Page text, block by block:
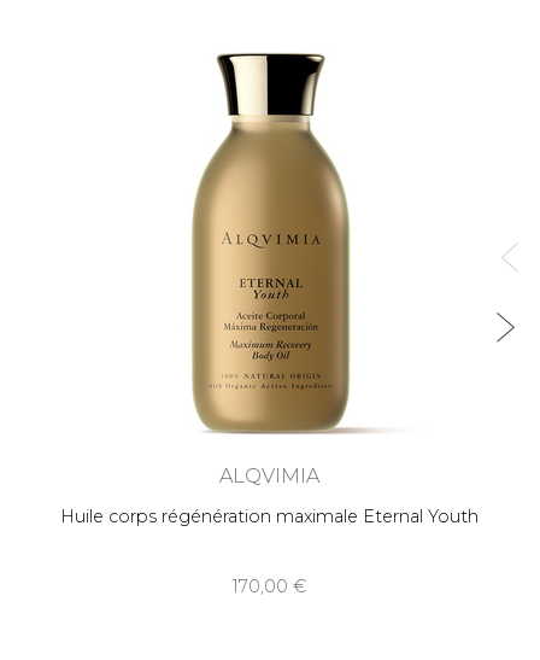
ALQVIMIA
Huile corps régénération maximale Eternal Youth
170,00